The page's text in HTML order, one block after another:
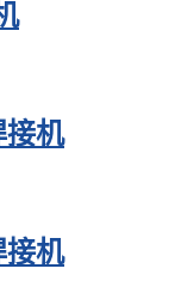
接机
接机